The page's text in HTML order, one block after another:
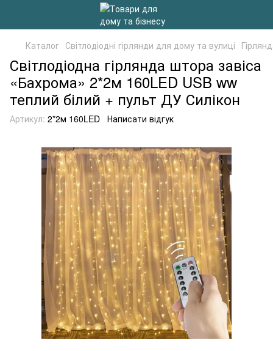
Каталог Світлодіодні гірлянди для дому та вулиці
Світлодіодна гірлянда штора завіса
«Бахрома» 2*2м 160LED USB ww
теплий білий + пульт ДУ Силікон
Артикул: 2*2м 160LED Написати відгук